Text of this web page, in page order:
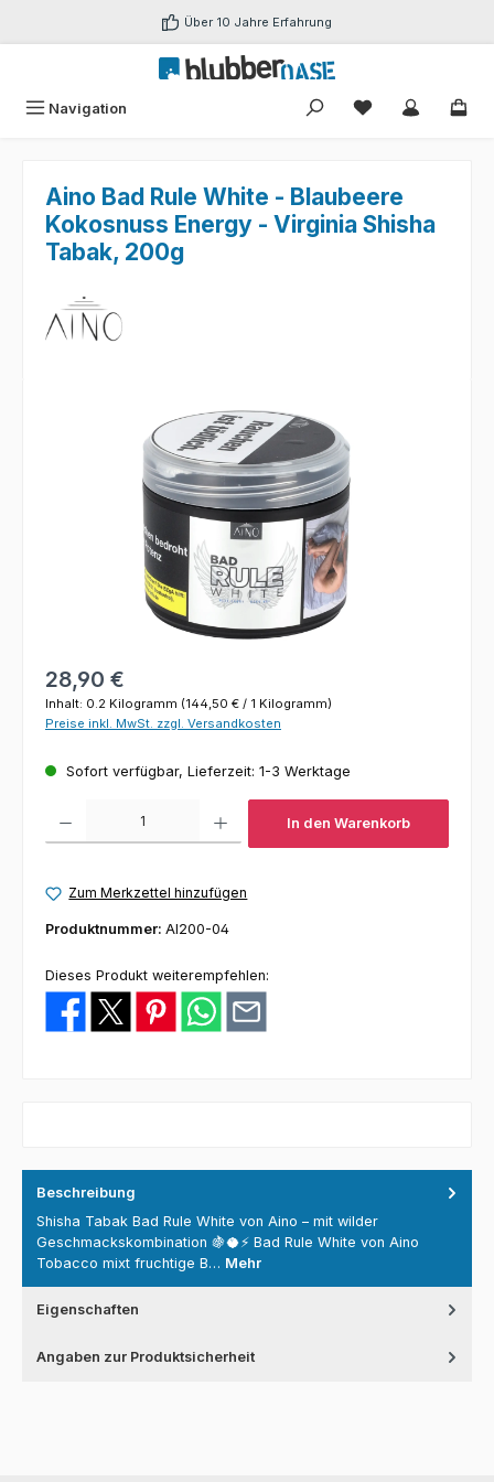
Zum Hauptinhalt springen Über 10 Jahre Erfahrung
Navigation Du hast 0
Aino Bad Rule White - Blaubeere
Kokosnuss Energy - Virginia Shisha
Tabak, 200g
Bildergalerie überspringen
Regulärer Preis:
28,90 €
Inhalt: 0.2 Kilogramm (144,50 € / 1 Kilogramm)
Preise inkl. MwSt. zzgl. Versandkosten
Sofort verfügbar, Lieferzeit: 1-3 Werktage
In den Warenkorb
Zum Merkzettel hinzufügen
Produktnummer: AI200-04
Dieses Produkt weiterempfehlen:
Beschreibung
Shisha Tabak Bad Rule White von Aino – mit wilder
Geschmackskombination 🍇🥥⚡ Bad Rule White von Aino
Tobacco mixt fruchtige B… Mehr
Eigenschaften
Angaben zur Produktsicherheit